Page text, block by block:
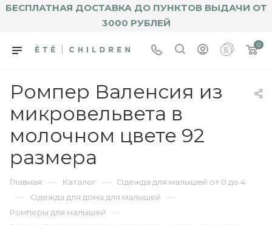
БЕСПЛАТНАЯ ДОСТАВКА ДО ПУНКТОВ ВЫДАЧИ ОТ
3000 РУБЛЕЙ
0
Ромпер Валенсия из
микровельвета в
молочном цвете 92
размера
Главная — Каталог — Одежда для малышей от 0 до 4
— Одежда для дома для малышей —
Ромперы для малышей —